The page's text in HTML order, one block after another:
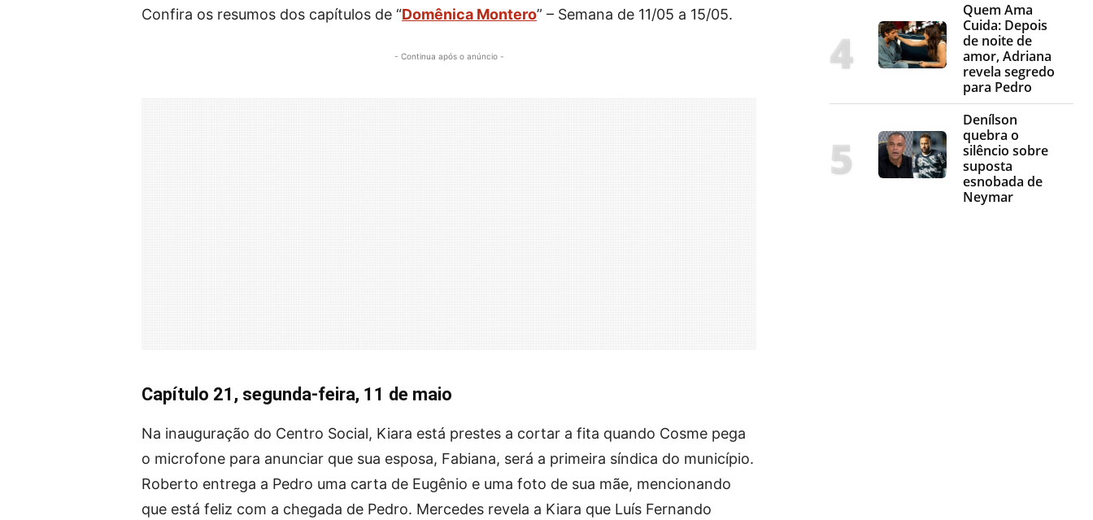
Confira os resumos dos capítulos de “Domênica Montero” – Semana de 11/05 a 15/05.
- Continua após o anúncio -
Capítulo 21, segunda-feira, 11 de maio
Na inauguração do Centro Social, Kiara está prestes a cortar a fita quando Cosme pega
o microfone para anunciar que sua esposa, Fabiana, será a primeira síndica do município.
Roberto entrega a Pedro uma carta de Eugênio e uma foto de sua mãe, mencionando
que está feliz com a chegada de Pedro. Mercedes revela a Kiara que Luís Fernando
Quem Ama
Cuida: Depois
de noite de
amor, Adriana
revela segredo
para Pedro
Denílson
quebra o
silêncio sobre
suposta
esnobada de
Neymar